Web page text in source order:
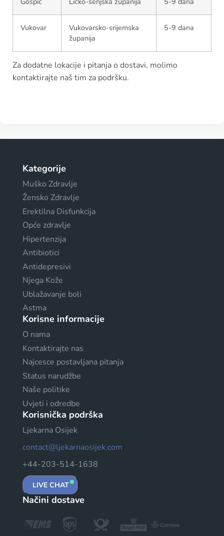
Vukovar
Vukovarsko-srijemska
županija
5-9 dana
Za dodatne lokacije i pitanja o dostavi, molimo
kontaktirajte naš tim za podršku.
Kategorije
Muško Zdravlje
Žensko Zdravlje
Erektilna Disfunkcija
Opće zdravlje
Hipertenzija
Antibiotici
Antidepresivi
Njega Kože
Ublažavanje boli
Astma
Korisne informacije
O nama
Kontaktirajte nas
Najcesce postavljana pitanja
Status narudžbe
Naše politike
Uvjeti i odredbe
Korisnička podrška
Ljekarna Osijek
contact@ljekarnaosijek.com
+44-203-514-1638
LIVE CHAT
Načini dostave